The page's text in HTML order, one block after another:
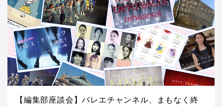
【編集部座談会】バレエチャンネル、まもなく終